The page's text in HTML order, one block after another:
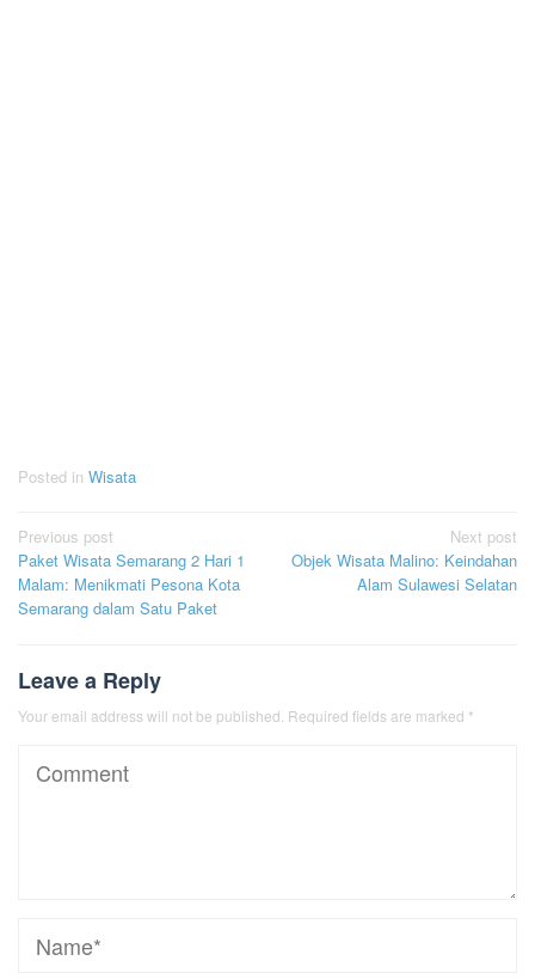
Posted in Wisata
Post
navigation
Previous post
Paket Wisata Semarang 2 Hari 1
Malam: Menikmati Pesona Kota
Semarang dalam Satu Paket
Next post
Objek Wisata Malino: Keindahan
Alam Sulawesi Selatan
Leave a Reply
Your email address will not be published. Required fields are marked *